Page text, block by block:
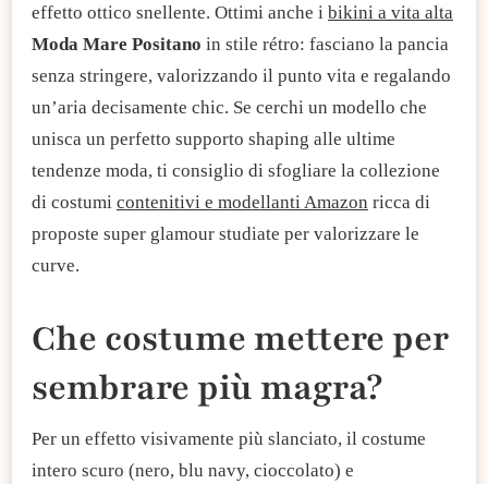
effetto ottico snellente. Ottimi anche i bikini a vita alta
Moda Mare Positano in stile rétro: fasciano la pancia
senza stringere, valorizzando il punto vita e regalando
un’aria decisamente chic. Se cerchi un modello che
unisca un perfetto supporto shaping alle ultime
tendenze moda, ti consiglio di sfogliare la collezione
di costumi contenitivi e modellanti Amazon ricca di
proposte super glamour studiate per valorizzare le
curve.
​Che costume mettere per
sembrare più magra?​
Per un effetto visivamente più slanciato, il costume
intero scuro (nero, blu navy, cioccolato) e